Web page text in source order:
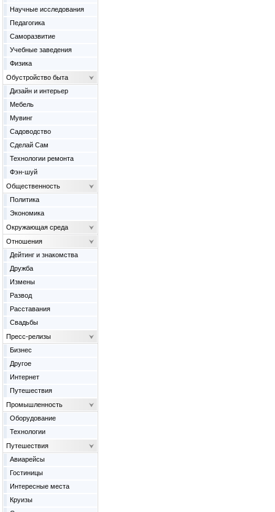
Научные исследования
Педагогика
Саморазвитие
Учебные заведения
Физика
Обустройство быта
Дизайн и интерьер
Мебель
Мувинг
Садоводство
Сделай Сам
Технологии ремонта
Фэн-шуй
Общественность
Политика
Экономика
Окружающая среда
Отношения
Дейтинг и знакомства
Дружба
Измены
Развод
Расставания
Свадьбы
Пресс-релизы
Бизнес
Другое
Интернет
Путешествия
Промышленность
Оборудование
Технологии
Путешествия
Авиарейсы
Гостиницы
Интересные места
Круизы